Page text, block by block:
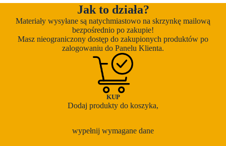
Jak to działa?
Materiały wysyłane są natychmiastowo na skrzynkę mailową
bezpośrednio po zakupie!
Masz nieograniczony dostęp do zakupionych produktów po
zalogowaniu do Panelu Klienta.
KUP
Dodaj produkty do koszyka,
wypełnij wymagane dane